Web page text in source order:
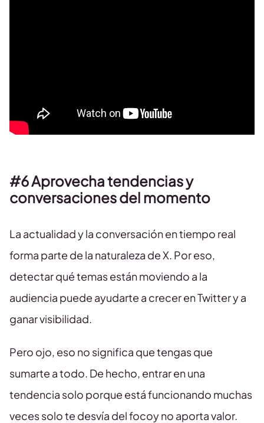
#6 Aprovecha tendencias y
conversaciones del momento
La actualidad y la conversación en tiempo real
forma parte de la naturaleza de X. Por eso,
detectar qué temas están moviendo a la
audiencia puede ayudarte a crecer en Twitter y a
ganar visibilidad.
Pero ojo, eso no significa que tengas que
sumarte a todo. De hecho, entrar en una
tendencia solo porque está funcionando muchas
veces solo te desvía del focoy no aporta valor.